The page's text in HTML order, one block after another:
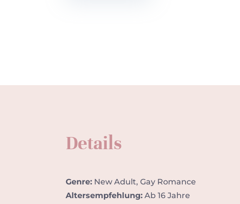
Details
Genre: New Adult, Gay Romance
Altersempfehlung: Ab 16 Jahre